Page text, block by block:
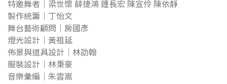
特邀舞者｜梁世懷 薛捷鴻 鍾長宏 陳宣伶 陳依靜
製作統籌｜丁怡文
舞台藝術顧問｜房國彥
燈光設計｜黃祖延
佈景與道具設計｜林劭翰
服裝設計｜林秉豪
音樂彙編｜朱雲嵩